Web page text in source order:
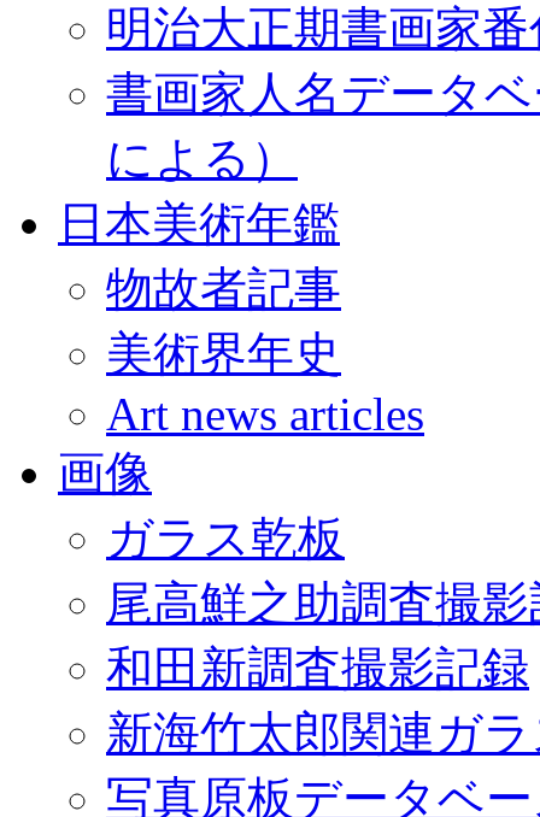
明治大正期書画家
書画家人名データ
による）
日本美術年鑑
物故者記事
美術界年史
Art news articles
画像
ガラス乾板
尾高鮮之助調査撮
和田新調査撮影記録
新海竹太郎関連ガ
写真原板データベ